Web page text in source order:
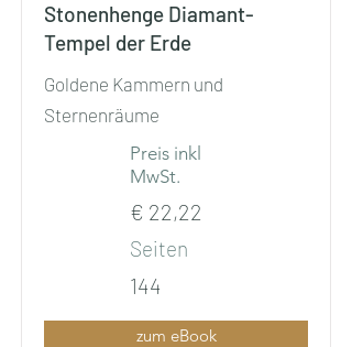
Stonenhenge Diamant-
Tempel der Erde
Goldene Kammern und
Sternenräume
Preis inkl
MwSt.
€ 22,22
Seiten
144
zum eBook